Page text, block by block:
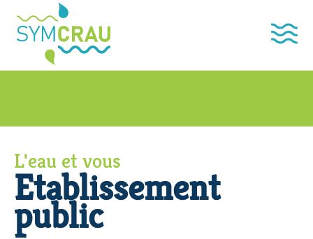
L'eau et vous
Etablissement
public